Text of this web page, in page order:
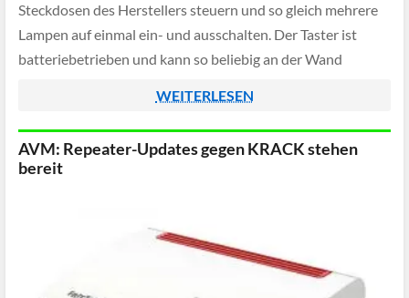
Steckdosen des Herstellers steuern und so gleich mehrere
Lampen auf einmal ein- und ausschalten. Der Taster ist
batteriebetrieben und kann so beliebig an der Wand
WEITERLESEN
AVM: Repeater-Updates gegen KRACK stehen
bereit